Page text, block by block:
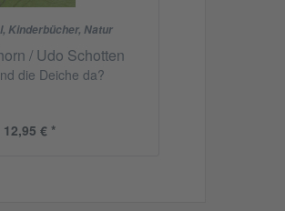
,Kinderbücher,Natur
/ Udo Schotten
die Deiche da?
12,95 € *